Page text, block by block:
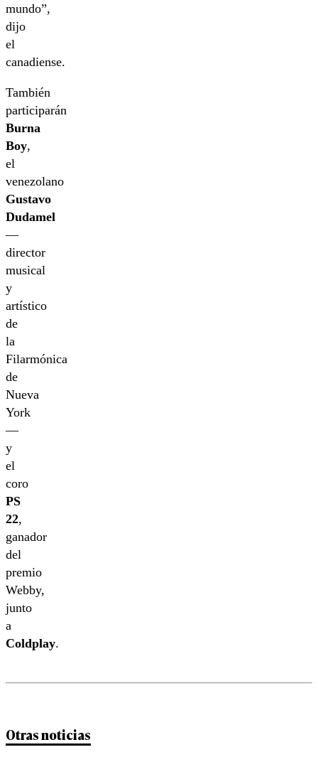
mundo”,
dijo
el
canadiense.
También
participarán
Burna
Boy,
el
venezolano
Gustavo
Dudamel
—
director
musical
y
artístico
de
la
Filarmónica
de
Nueva
York
—
y
el
coro
PS
22,
ganador
del
premio
Webby,
junto
a
Coldplay.
Otras noticias